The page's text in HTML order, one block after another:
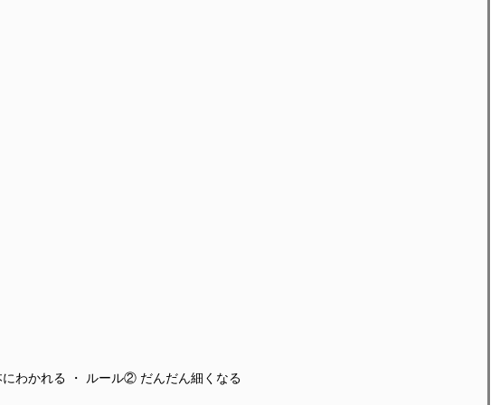
わかれる ・ ルール② だんだん細くなる